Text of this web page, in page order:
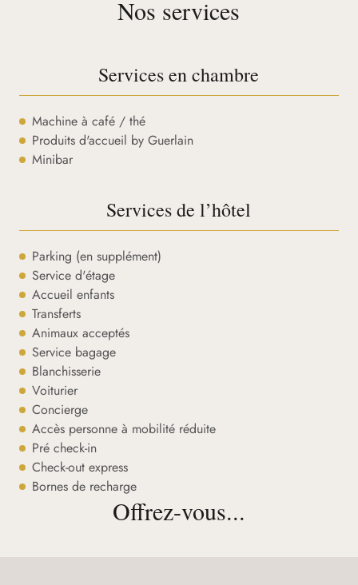
Nos services
Services en chambre
Machine à café / thé
Produits d'accueil by Guerlain
Minibar
Services de l’hôtel
Parking (en supplément)
Service d'étage
Accueil enfants
Transferts
Animaux acceptés
Service bagage
Blanchisserie
Voiturier
Concierge
Accès personne à mobilité réduite
Pré check-in
Check-out express
Bornes de recharge
Offrez-vous...